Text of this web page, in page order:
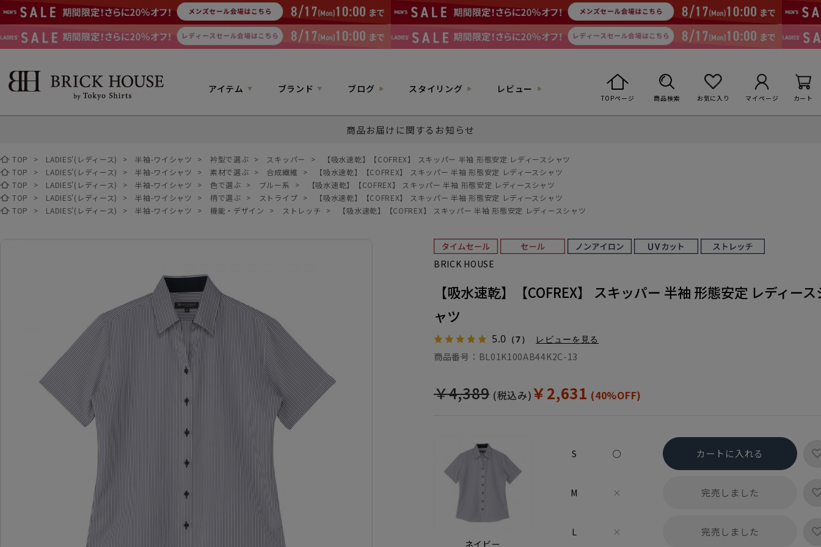
アイテム ブランド ブログ スタイリング レビュー
TOPページ 商品検索 お気に入り マイページ カート
商品お届けに関するお知らせ
TOP > LADIES'(レディース) > 半袖-ワイシャツ > 衿型で選ぶ > スキッパー >
【吸水速乾】【COFREX】 スキッパー 半袖 形態安定 レディースシャツ
TOP
> LADIES'(レディース) > 半袖-ワイシャツ > 素材で選ぶ > 合成繊維 >
【吸水速乾】【COFREX】 スキッパー 半袖 形態安定 レディースシャツ
TOP
> LADIES'(レディース) > 半袖-ワイシャツ > 色で選ぶ > ブルー系 >
【吸水速乾】【COFREX】 スキッパー 半袖 形態安定 レディースシャツ
TOP
> LADIES'(レディース) > 半袖-ワイシャツ > 柄で選ぶ > ストライプ >
【吸水速乾】【COFREX】 スキッパー 半袖 形態安定 レディースシャツ
TOP
> LADIES'(レディース) > 半袖-ワイシャツ > 機能・デザイン > ストレッチ > 【吸水速乾】【COFREX】 スキッパー 半袖 形態安定 レディースシャツ
BRICK HOUSE
【吸水速乾】【COFREX】 スキッパー 半袖 形態安定 レディース
ャツ
5.0 （7） レビューを見る
￥4,389 (税込み)￥2,631 (40%OFF)
商品番号： BL01K100AB44K2C-13
ネイビー
S ○ カートに入れる
M × 完売しました
L × 完売しました